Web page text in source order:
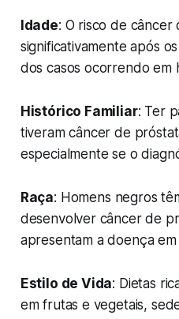
Idade: O risco de
significativamente após
dos casos ocorrendo em
Histórico Familiar: Ter
tiveram câncer de
especialmente se o
Raça: Homens negros
desenvolver câncer de
apresentam a doença
Estilo de Vida: Dietas
em frutas e vegetais,